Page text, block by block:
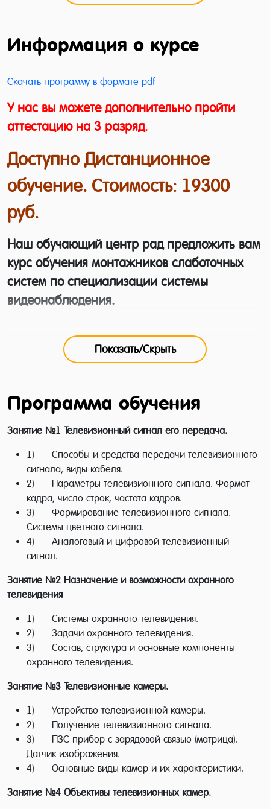
Информация о курсе
Скачать программу в формате pdf
У нас вы можете дополнительно пройти
аттестацию на 3 разряд.
Доступно Дистанционное
обучение. Стоимость: 19300
руб.
Наш обучающий центр рад предложить вам
курс обучения монтажников слаботочных
систем по специализации системы
видеонаблюдения.
представить без современных систем
видеонаблюдения. Видеокамеры,
помогают отслеживать технологический
позволяют контролировать ситуацию и
выполняют еще много полезных задач в
нашей жизни.
Задача данного курса:
Сформировать у слушателей специальные знания в
области процесса передачи и распределения
телевизионного сигнала, а также построения и
В состав курса входит изучение:
формирования телевизионного сигнала и способов
его передачи;
конструктивных элементов систем охранного
телевидения;
устройства основных компонентов систем
мониторы, корпуса видеокамер, термокожухи,
устройства управления и защиты видеокамер и т. д.;
способов установки оборудования, настройка,
синхронизация и подключение к головным
устройствам: видеорегистраторы, плата
видеозахвата, видеосервер, включение
Показать/Скрыть
Программа обучения
Занятие №1 Телевизионный сигнал его передача.
1) Способы и средства передачи телевизионного
сигнала, виды кабеля.
2) Параметры телевизионного сигнала. Формат
кадра, число строк, частота кадров.
3) Формирование телевизионного сигнала.
Системы цветного сигнала.
4) Аналоговый и цифровой телевизионный
сигнал.
Занятие №2 Назначение и возможности охранного
телевидения
1) Системы охранного телевидения.
2) Задачи охранного телевидения.
3) Состав, структура и основные компоненты
охранного телевидения.
Занятие №3 Телевизионные камеры.
1) Устройство телевизионной камеры.
2) Получение телевизионного сигнала.
3) ПЗС прибор с зарядовой связью (матрица).
Датчик изображения.
4) Основные виды камер и их характеристики.
Занятие №4 Объективы телевизионных камер.